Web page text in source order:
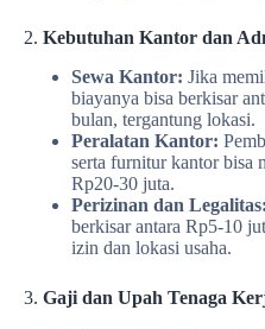
2. Kebutuhan Kantor dan
Sewa Kantor: Jika
biayanya bisa berkisar
bulan, tergantung lokasi.
Peralatan Kantor:
serta furnitur kantor bisa
Rp20-30 juta.
Perizinan dan Legalitas:
berkisar antara Rp5-10
izin dan lokasi usaha.
3. Gaji dan Upah Tenaga